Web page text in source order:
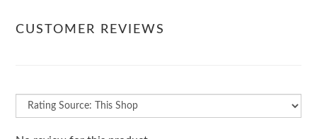
CUSTOMER REVIEWS